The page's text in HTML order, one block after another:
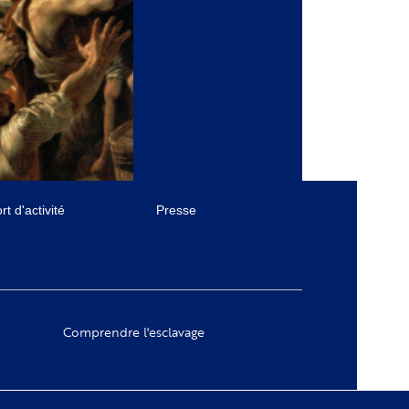
d'activité Presse
Comprendre l'esclavage